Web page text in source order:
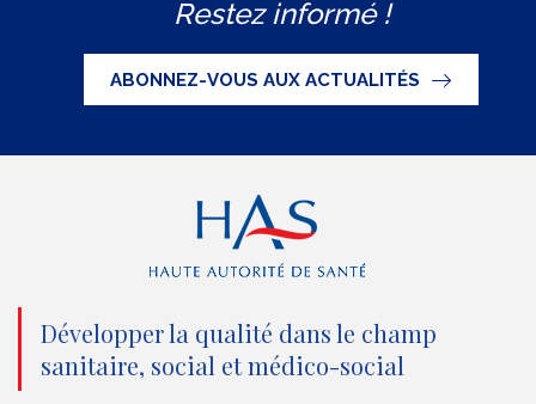
i
t
t
e
n
o
u
c
e
b
o
o
k
(
n
o
u
t
u
b
e
(
n
o
u
n
k
e
d
(
n
o
Restez informé !
ABONNEZ-VOUS AUX ACTUALITÉS
Développer la qualité dans le champ
sanitaire, social et médico-social